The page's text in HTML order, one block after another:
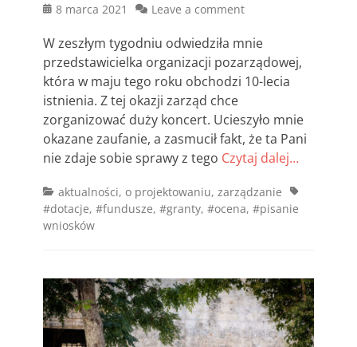
Posted
8 marca 2021 Leave a comment
W zeszłym tygodniu odwiedziła mnie
przedstawicielka organizacji pozarządowej,
która w maju tego roku obchodzi 10-lecia
istnienia. Z tej okazji zarząd chce
zorganizować duży koncert. Ucieszyło mnie
okazane zaufanie, a zasmucił fakt, że ta Pani
nie zdaje sobie sprawy z tego Czytaj dalej…
Categories
aktualności, o projektowaniu, zarządzanie Tags
#dotacje, #fundusze, #granty, #ocena, #pisanie
wniosków